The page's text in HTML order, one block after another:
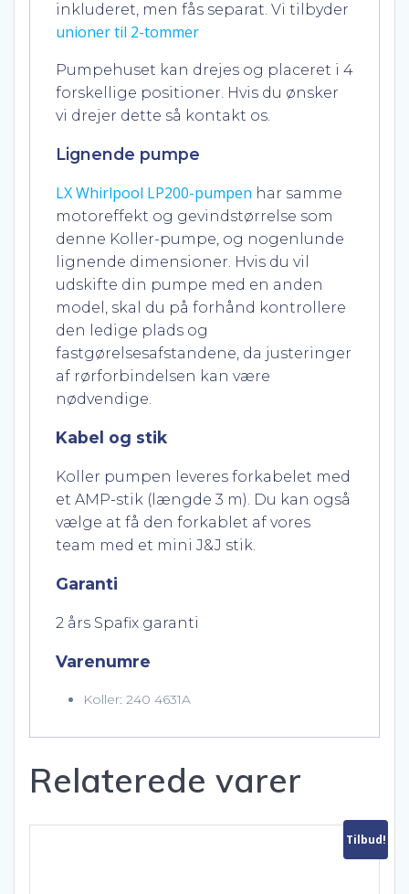
inkluderet, men fås separat. Vi tilbyder
unioner til 2-tommer
Pumpehuset kan drejes og placeret i 4
forskellige positioner. Hvis du ønsker
vi drejer dette så kontakt os.
Lignende pumpe
LX Whirlpool LP200-pumpen har samme
motoreffekt og gevindstørrelse som
denne Koller-pumpe, og nogenlunde
lignende dimensioner. Hvis du vil
udskifte din pumpe med en anden
model, skal du på forhånd kontrollere
den ledige plads og
fastgørelsesafstandene, da justeringer
af rørforbindelsen kan være
nødvendige.
Kabel og stik
Koller pumpen leveres forkabelet med
et AMP-stik (længde 3 m). Du kan også
vælge at få den forkablet af vores
team med et mini J&J stik.
Garanti
2 års Spafix garanti
Varenumre
Koller: 240 4631A
Relaterede varer
Tilbud!